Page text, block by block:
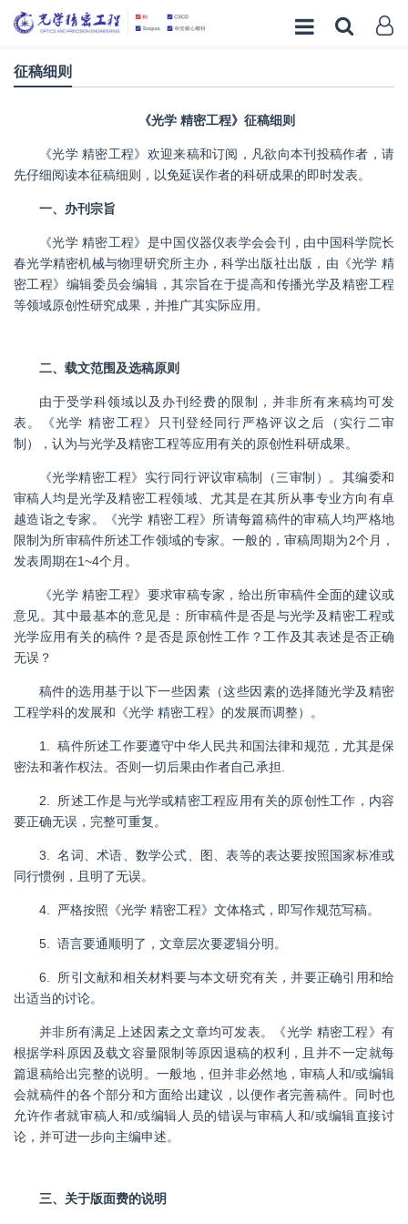
征稿细则
《光学 精密工程》征稿细则
《光学 精密工程》欢迎来稿和订阅，凡欲向本刊投稿作者，请
先仔细阅读本征稿细则，以免延误作者的科研成果的即时发表。
一、办刊宗旨
《光学 精密工程》是中国仪器仪表学会会刊，由中国科学院长
春光学精密机械与物理研究所主办，科学出版社出版，由《光学 精
密工程》编辑委员会编辑，其宗旨在于提高和传播光学及精密工程
等领域原创性研究成果，并推广其实际应用。
二、载文范围及选稿原则
由于受学科领域以及办刊经费的限制，并非所有来稿均可发
表。《光学 精密工程》只刊登经同行严格评议之后（实行二审
制），认为与光学及精密工程等应用有关的原创性科研成果。
《光学精密工程》实行同行评议审稿制（三审制）。其编委和
审稿人均是光学及精密工程领域、尤其是在其所从事专业方向有卓
越造诣之专家。《光学 精密工程》所请每篇稿件的审稿人均严格地
限制为所审稿件所述工作领域的专家。一般的，审稿周期为2个月，
发表周期在1~4个月。
《光学 精密工程》要求审稿专家，给出所审稿件全面的建议或
意见。其中最基本的意见是：所审稿件是否是与光学及精密工程或
光学应用有关的稿件？是否是原创性工作？工作及其表述是否正确
无误？
稿件的选用基于以下一些因素（这些因素的选择随光学及精密
工程学科的发展和《光学 精密工程》的发展而调整）。
1.稿件所述工作要遵守中华人民共和国法律和规范，尤其是保
密法和著作权法。否则一切后果由作者自己承担
2. 所述工作是与光学或精密工程应用有关的原创性工作，内容
要正确无误，完整可重复。
3.名词、术语、数学公式、图、表等的表达要按照国家标准或
同行惯例，且明了无误。
4. 严格按照《光学 精密工程》文体格式，即写作规范写稿。
5. 语言要通顺明了，文章层次要逻辑分明。
6. 所引文献和相关材料要与本文研究有关，并要正确引用和给
出适当的讨论。
并非所有满足上述因素之文章均可发表。《光学 精密工程》有
根据学科原因及载文容量限制等原因退稿的权利，且并不一定就每
篇退稿给出完整的说明。一般地，但并非必然地，审稿人和/或编辑
会就稿件的各个部分和方面给出建议，以便作者完善稿件。同时也
允许作者就审稿人和/或编辑人员的错误与审稿人和/或编辑直接讨
论，并可进一步向主编申述。
三、关于版面费的说明